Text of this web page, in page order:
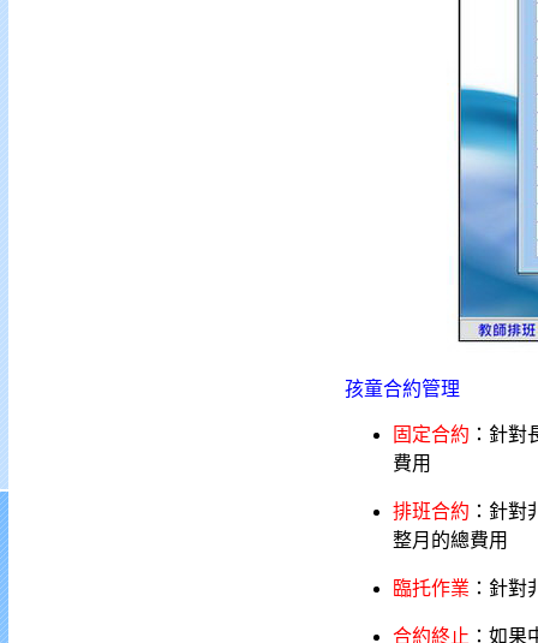
孩童合約管理
固定合約 ：針
費用
排班合約 ：針
整月的總費用
臨托作業 ：針
合約終止 ：如果